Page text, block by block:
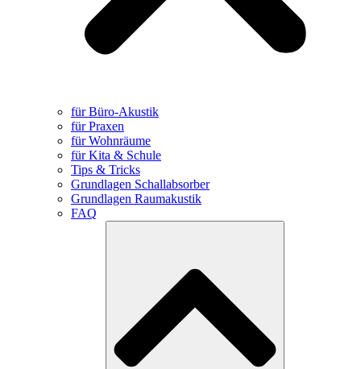
für Büro-Akustik
für Praxen
für Wohnräume
für Kita & Schule
Tips & Tricks
Grundlagen Schallabsorber
Grundlagen Raumakustik
FAQ